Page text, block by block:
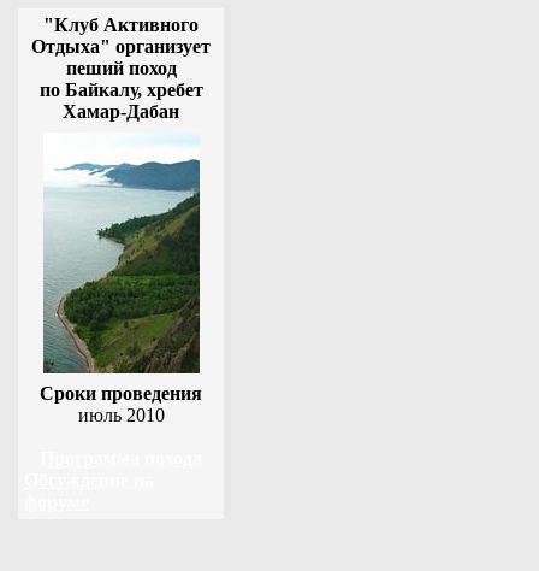
"Клуб Активного
Отдыха" организует
пеший поход
по Байкалу, хребет
Хамар-Дабан
Сроки проведения
июль 2010